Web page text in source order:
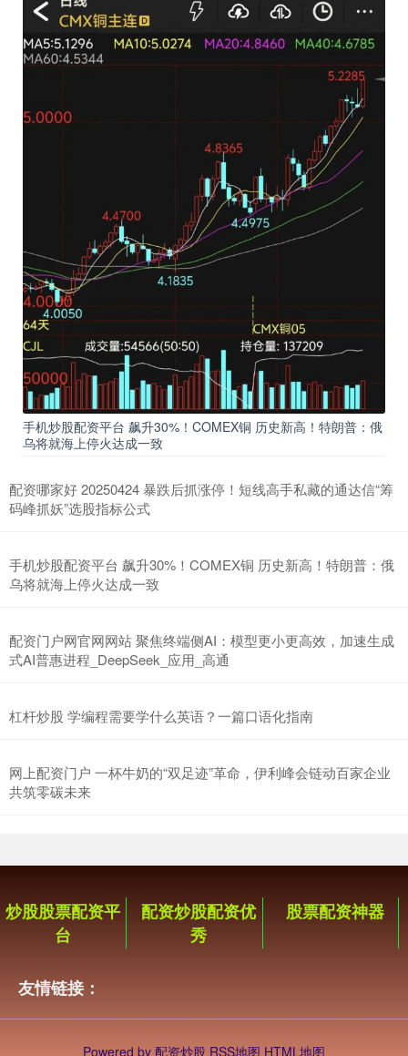
手机炒股配资平台 飙升30%！COMEX铜 历史新高！特朗普：俄
乌将就海上停火达成一致
配资哪家好 20250424 暴跌后抓涨停！短线高手私藏的通达信“筹
码峰抓妖”选股指标公式
手机炒股配资平台 飙升30%！COMEX铜 历史新高！特朗普：俄
乌将就海上停火达成一致
配资门户网官网网站 聚焦终端侧AI：模型更小更高效，加速生成
式AI普惠进程_DeepSeek_应用_高通
杠杆炒股 学编程需要学什么英语？一篇口语化指南
网上配资门户 一杯牛奶的“双足迹”革命，伊利峰会链动百家企业
共筑零碳未来
炒股股票配资平
台
配资炒股配资优
秀
股票配资神器
友情链接：
Powered by 配资炒股 RSS地图 HTML地图